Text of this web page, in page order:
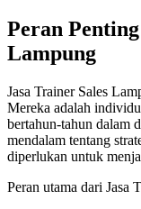
Peran
Lampung
Jasa Trainer Sales
Mereka adalah
bertahun-tahun dalam
mendalam tentang
diperlukan untuk
Peran utama dari Jasa